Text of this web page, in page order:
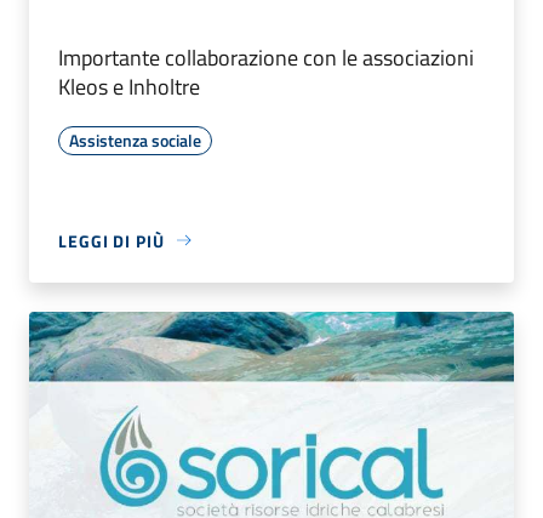
Importante collaborazione con le associazioni
Kleos e Inholtre
Assistenza sociale
LEGGI DI PIÙ